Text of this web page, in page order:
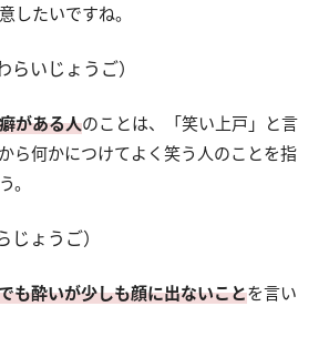
したいですね。
らいじょうご）
がある人のことは、「笑い上戸」と言
ら何かにつけてよく笑う人のことを指
。
じょうご）
も酔いが少しも顔に出ないことを言い